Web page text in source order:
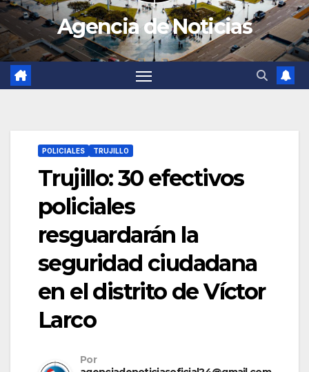
Agencia de Noticias
POLICIALES TRUJILLO
Trujillo: 30 efectivos
policiales
resguardarán la
seguridad ciudadana
en el distrito de Víctor
Larco
Por